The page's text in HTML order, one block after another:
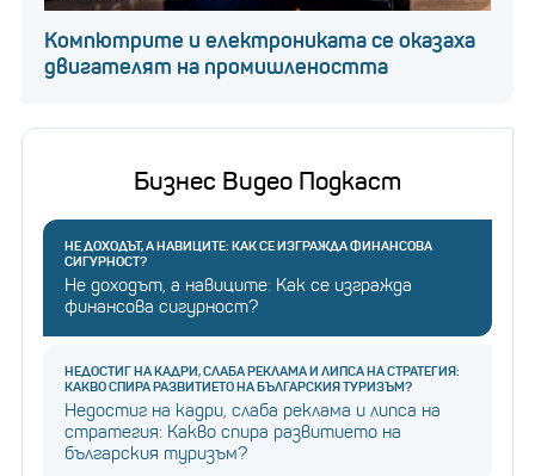
Компютрите и електрониката се оказаха
двигателят на промишлеността
Бизнес Видео Подкаст
НЕ ДОХОДЪТ, А НАВИЦИТЕ: КАК СЕ ИЗГРАЖДА ФИНАНСОВА
СИГУРНОСТ?
Не доходът, а навиците: Как се изгражда
финансова сигурност?
НЕДОСТИГ НА КАДРИ, СЛАБА РЕКЛАМА И ЛИПСА НА СТРАТЕГИЯ:
КАКВО СПИРА РАЗВИТИЕТО НА БЪЛГАРСКИЯ ТУРИЗЪМ?
Недостиг на кадри, слаба реклама и липса на
стратегия: Какво спира развитието на
българския туризъм?